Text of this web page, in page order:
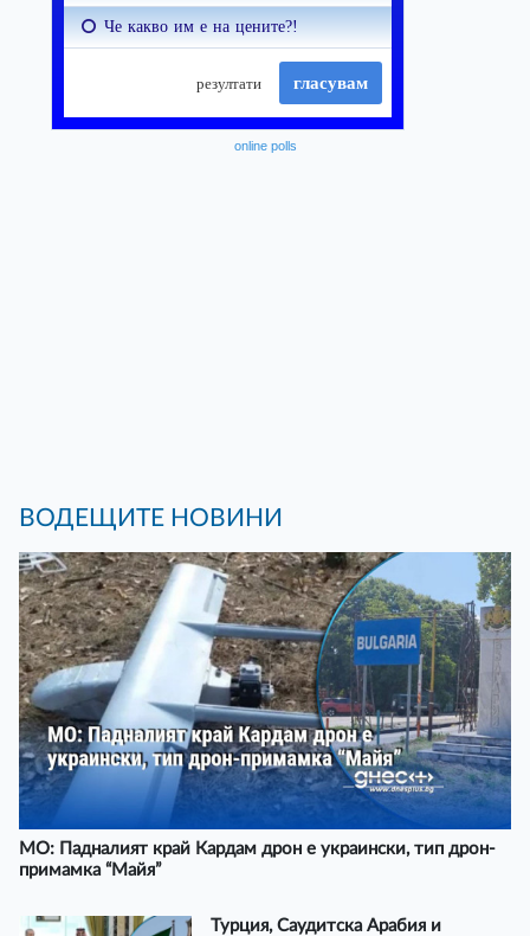
online polls
ВОДЕЩИТЕ НОВИНИ
МО: Падналият край Кардам дрон е украински, тип дрон-
примамка “Майя”
Турция, Саудитска Арабия и